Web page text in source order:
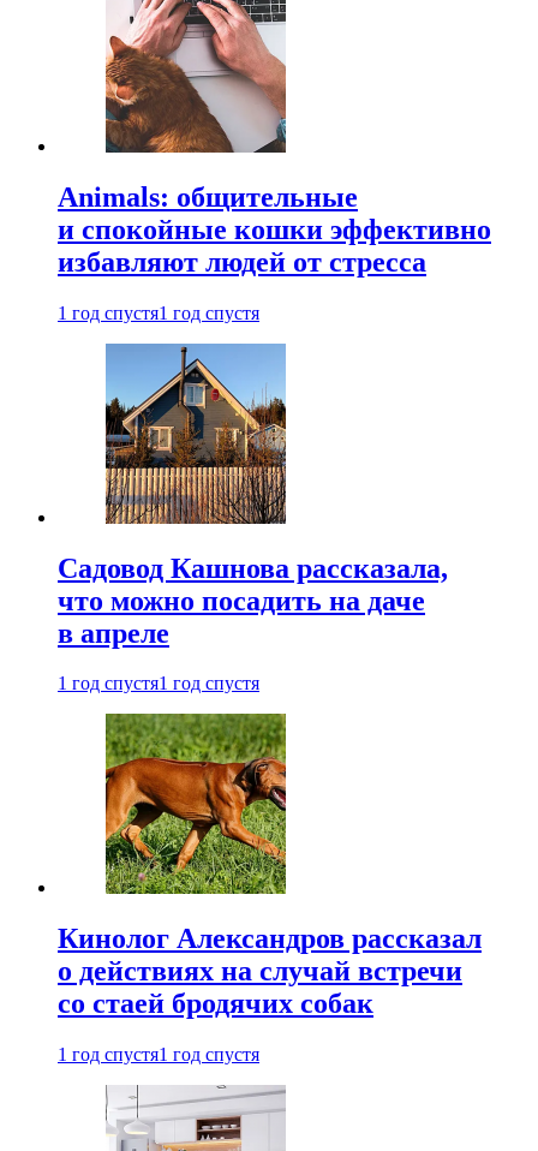
Animals: общительные
и спокойные кошки эффективно
избавляют людей от стресса
1 год спустя1 год спустя
Садовод Кашнова рассказала,
что можно посадить на даче
в апреле
1 год спустя1 год спустя
Кинолог Александров рассказал
о действиях на случай встречи
со стаей бродячих собак
1 год спустя1 год спустя